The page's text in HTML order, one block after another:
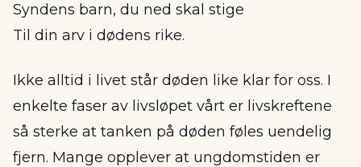
Syndens barn, du ned skal stige
Til din arv i dødens rike.
Ikke alltid i livet står døden like klar for oss. I
enkelte faser av livsløpet vårt er livskreftene
så sterke at tanken på døden føles uendelig
fjern. Mange opplever at ungdomstiden er